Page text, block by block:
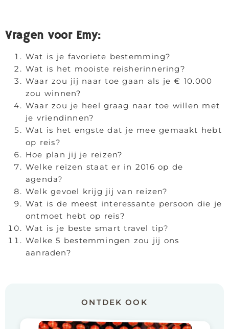
Vragen voor Emy:
Wat is je favoriete bestemming?
Wat is het mooiste reisherinnering?
Waar zou jij naar toe gaan als je € 10.000
zou winnen?
Waar zou je heel graag naar toe willen met
je vriendinnen?
Wat is het engste dat je mee gemaakt hebt
op reis?
Hoe plan jij je reizen?
Welke reizen staat er in 2016 op de
agenda?
Welk gevoel krijg jij van reizen?
Wat is de meest interessante persoon die je
ontmoet hebt op reis?
Wat is je beste smart travel tip?
Welke 5 bestemmingen zou jij ons
aanraden?
ONTDEK OOK